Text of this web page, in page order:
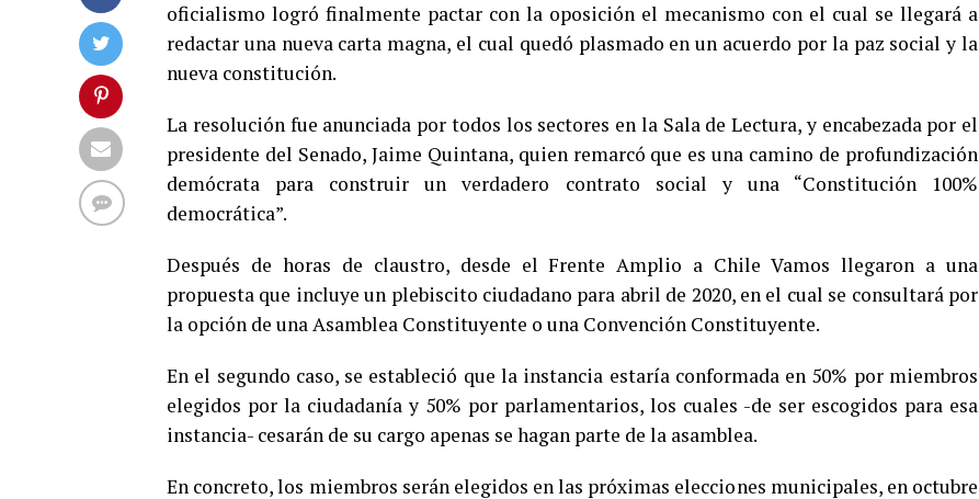
oficialismo logró finalmente pactar con la oposición el mecanismo con el cual se llegará a
redactar una nueva carta magna, el cual quedó plasmado en un acuerdo por la paz social y la
nueva constitución.
La resolución fue anunciada por todos los sectores en la Sala de Lectura, y encabezada por el
presidente del Senado, Jaime Quintana, quien remarcó que es una camino de profundización
demócrata para construir un verdadero contrato social y una “Constitución 100%
democrática”.
Después de horas de claustro, desde el Frente Amplio a Chile Vamos llegaron a una
propuesta que incluye un plebiscito ciudadano para abril de 2020, en el cual se consultará por
la opción de una Asamblea Constituyente o una Convención Constituyente.
En el segundo caso, se estableció que la instancia estaría conformada en 50% por miembros
elegidos por la ciudadanía y 50% por parlamentarios, los cuales -de ser escogidos para esa
instancia- cesarán de su cargo apenas se hagan parte de la asamblea.
En concreto, los miembros serán elegidos en las próximas elecciones municipales, en octubre